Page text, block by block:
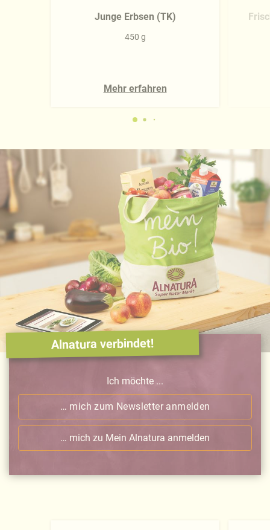
Junge Erbsen (TK)
450 g
Mehr erfahren
Alnatura verbindet!
Ich möchte ...
… mich zum Newsletter anmelden
… mich zu Mein Alnatura anmelden